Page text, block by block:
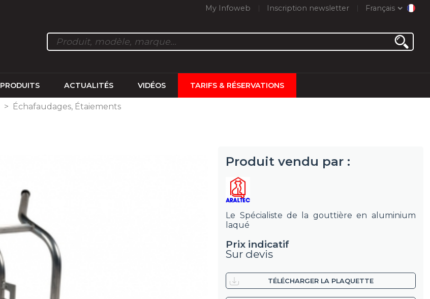
My Infoweb Inscription newsletter Français
PRODUITS ACTUALITÉS VIDÉOS TARIFS & RÉSERVATIONS
> Échafaudages, Étaiements
Produit vendu par :
Le Spécialiste de la gouttière en aluminium
laqué
Prix indicatif
Sur devis
TÉLÉCHARGER LA PLAQUETTE